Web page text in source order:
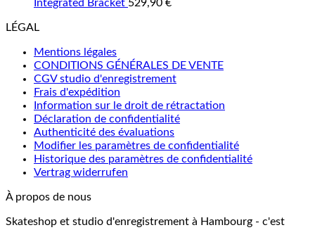
Integrated Bracket 529,90 €
LÉGAL
Mentions légales
CONDITIONS GÉNÉRALES DE VENTE
CGV studio d'enregistrement
Frais d'expédition
Information sur le droit de rétractation
Déclaration de confidentialité
Authenticité des évaluations
Modifier les paramètres de confidentialité
Historique des paramètres de confidentialité
Vertrag widerrufen
À propos de nous
Skateshop et studio d'enregistrement à Hambourg - c'est